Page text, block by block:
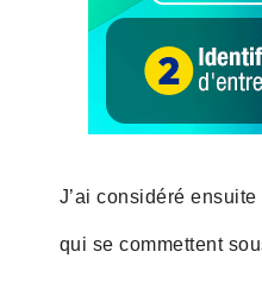
J’ai considéré
qui se commettent